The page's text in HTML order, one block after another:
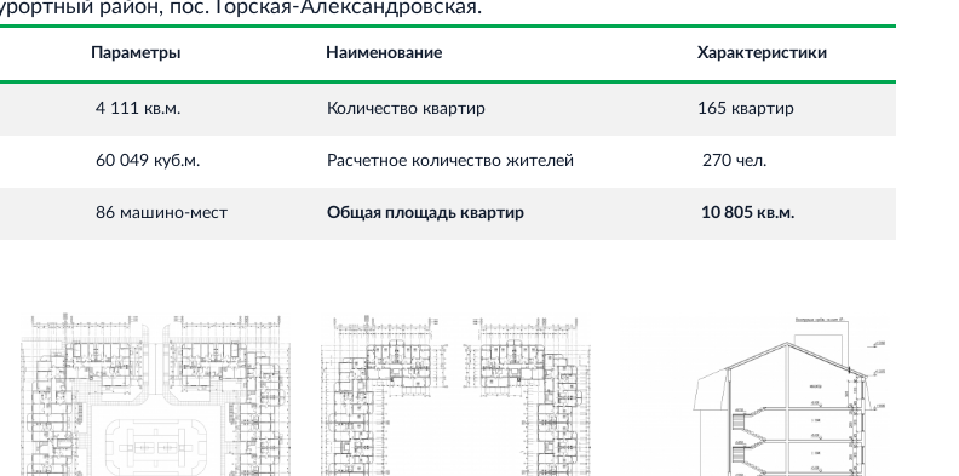
район, пос. Горская-Александровская.
Параметры Наименование Характеристики
4 111 кв.м. Количество квартир 165 квартир
60 049 куб.м. Расчетное количество жителей 270 чел.
86 машино-мест Общая площадь квартир 10 805 кв.м.